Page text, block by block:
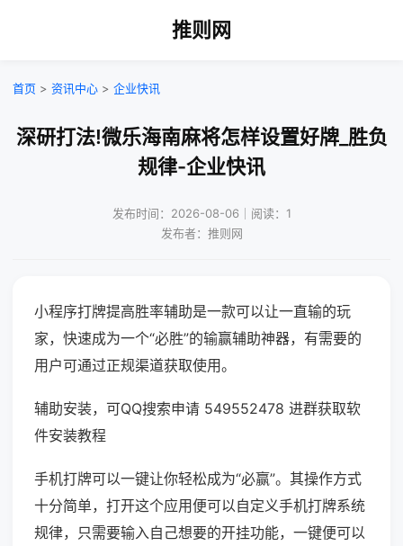
推则网
首页 > 资讯中心 > 企业快讯
深研打法!微乐海南麻将怎样设置好牌_胜负
规律-企业快讯
发布时间：2026-08-06｜阅读：1
发布者：推则网
小程序打牌提高胜率辅助是一款可以让一直输的玩
家，快速成为一个“必胜”的输赢辅助神器，有需要的
用户可通过正规渠道获取使用。
辅助安装，可QQ搜索申请 549552478 进群获取软
件安装教程
手机打牌可以一键让你轻松成为“必赢”。其操作方式
十分简单，打开这个应用便可以自定义手机打牌系统
规律，只需要输入自己想要的开挂功能，一键便可以